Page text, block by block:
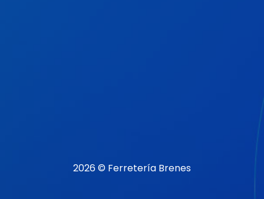
2026 © Ferretería Brenes